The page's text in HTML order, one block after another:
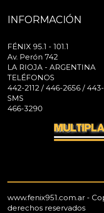
INFORMACIÓN
FÉNIX 95.1 - 101.1
Av. Perón 742
LA RIOJA - ARGENTINA
TELÉFONOS
442-2112 / 446-2656 /
SMS
466-3290
www.fenix951.com.ar -
derechos reservados